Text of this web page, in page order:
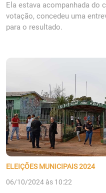
Ela estava acompanhada do
votação, concedeu uma
para o resultado.
ELEIÇÕES MUNICIPAIS 2024
06/10/2024 às 10:22